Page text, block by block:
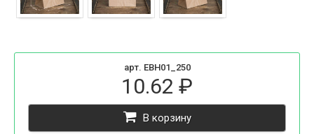
арт. EBH01_250
10.62 ₽
В корзину